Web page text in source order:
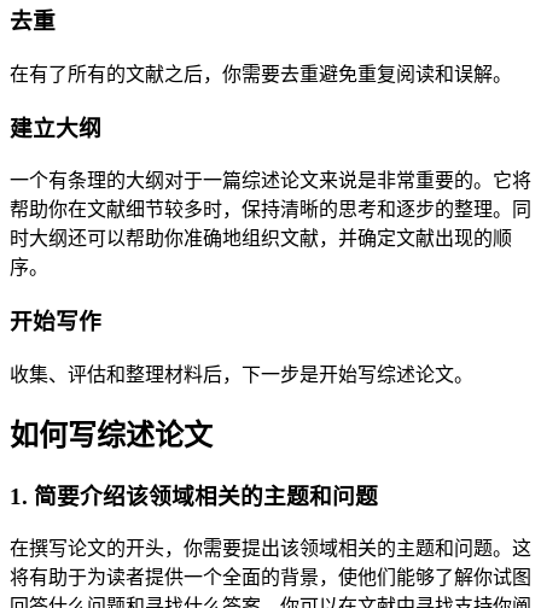
去重
在有了所有的文献之后，你需要去重避免重复阅读和误解。
建立大纲
一个有条理的大纲对于一篇综述论文来说是非常重要的。它将
帮助你在文献细节较多时，保持清晰的思考和逐步的整理。同
时大纲还可以帮助你准确地组织文献，并确定文献出现的顺
序。
开始写作
收集、评估和整理材料后，下一步是开始写综述论文。
如何写综述论文
1. 简要介绍该领域相关的主题和问题
在撰写论文的开头，你需要提出该领域相关的主题和问题。这
将有助于为读者提供一个全面的背景，使他们能够了解你试图